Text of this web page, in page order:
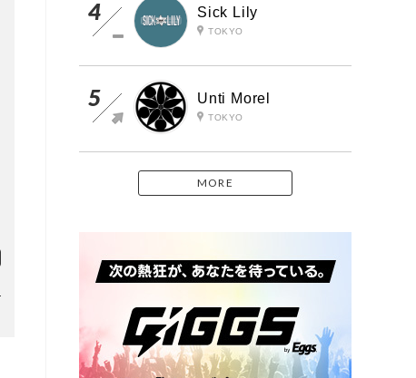
Sick Lily
TOKYO
Unti Morel
TOKYO
MORE